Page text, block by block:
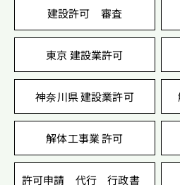
建設許可 審査
東京 建設業許可
神奈川県 建設業許可
解体工事業 許可
許可申請 代行 行政書